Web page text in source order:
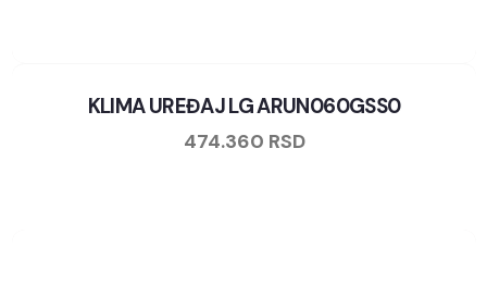
KLIMA UREĐAJ LG ARUN060GSS0
474.360 RSD